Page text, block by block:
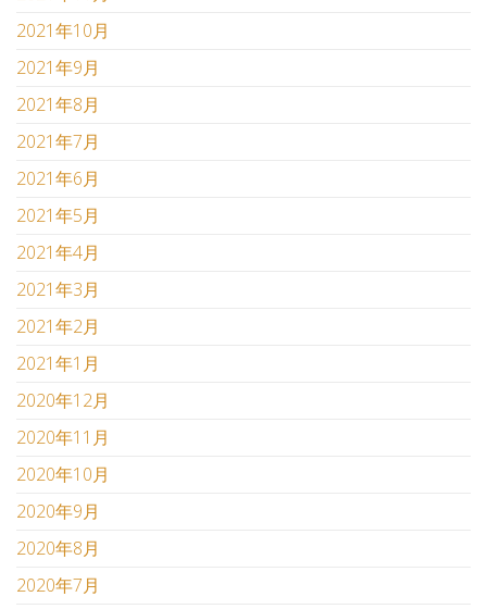
2021年10月
2021年9月
2021年8月
2021年7月
2021年6月
2021年5月
2021年4月
2021年3月
2021年2月
2021年1月
2020年12月
2020年11月
2020年10月
2020年9月
2020年8月
2020年7月